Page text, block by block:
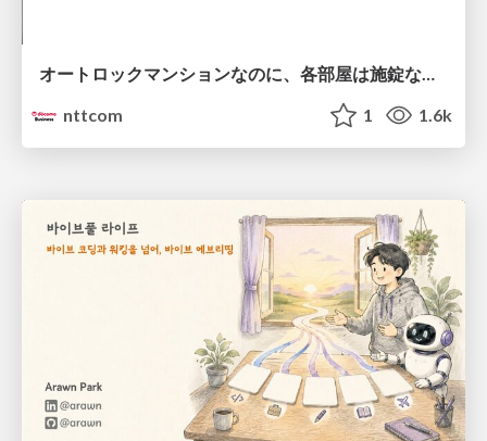
オートロックマンションなのに、各部屋は施錠なし！？ 攻撃者が組織内ネットワークで大暴れする理由 / The Front Door Is Locked, but the Rooms Are Wide Open: Why Attackers Move Freely Inside Enterprise Networks
nttcom
1 1.6k